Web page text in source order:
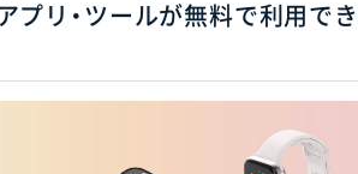
プリ・ツールが無料で利用でき